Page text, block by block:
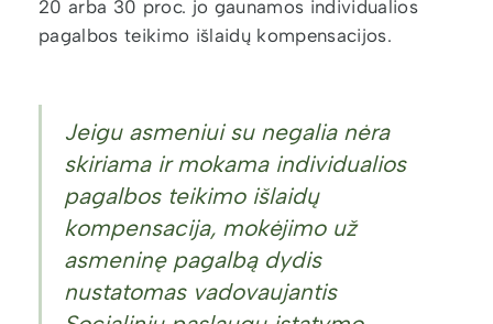
20 arba 30 proc. jo gaunamos individualios
pagalbos teikimo išlaidų kompensacijos.
Jeigu asmeniui su negalia nėra
skiriama ir mokama individualios
pagalbos teikimo išlaidų
kompensacija, mokėjimo už
asmeninę pagalbą dydis
nustatomas vadovaujantis